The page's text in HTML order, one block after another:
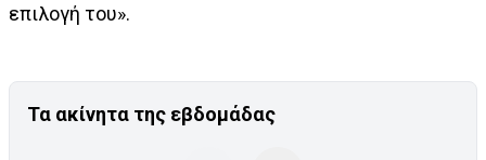
επιλογή του».
Τα ακίνητα της εβδομάδας